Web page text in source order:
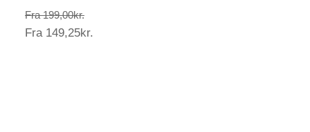
Fra 199,00kr.Prisinterval:
199,00kr.
Fra 149,25kr.